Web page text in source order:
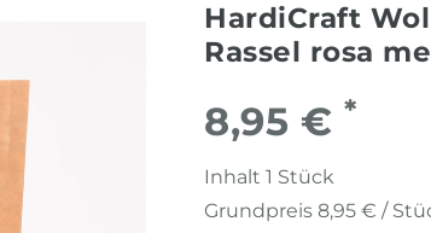
HardiCraft
Rassel rosa
8,95 € *
Inhalt 1 Stück
Grundpreis 8,95 € /